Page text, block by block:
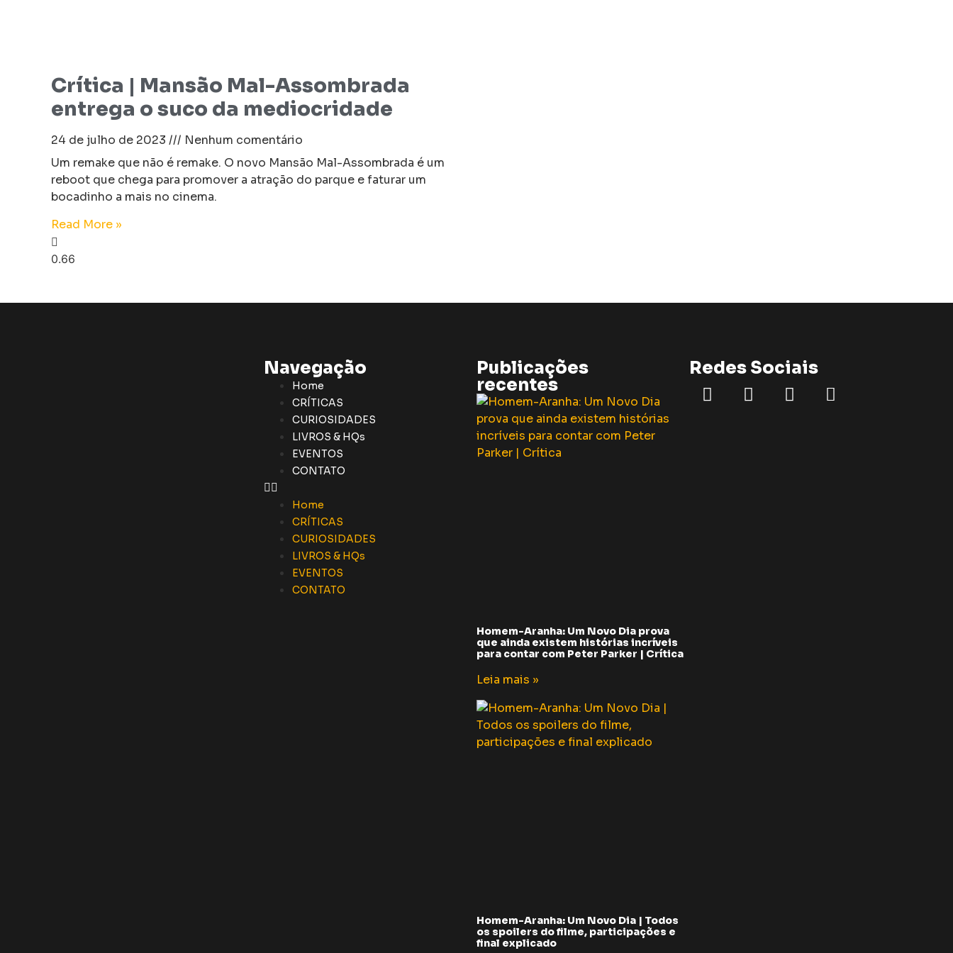
Crítica | Mansão Mal-Assombrada
entrega o suco da mediocridade
24 de julho de 2023
Nenhum comentário
Um remake que não é remake. O novo Mansão Mal-Assombrada é um
reboot que chega para promover a atração do parque e faturar um
bocadinho a mais no cinema.
Read More »
Navegação
Home
CRÍTICAS
CURIOSIDADES
LIVROS & HQs
EVENTOS
CONTATO
Home
CRÍTICAS
CURIOSIDADES
LIVROS & HQs
EVENTOS
CONTATO
Publicações
recentes
Homem-Aranha: Um Novo Dia prova
que ainda existem histórias incríveis
para contar com Peter Parker | Crítica
Leia mais »
Homem-Aranha: Um Novo Dia | Todos
os spoilers do filme, participações e
final explicado
Redes Sociais